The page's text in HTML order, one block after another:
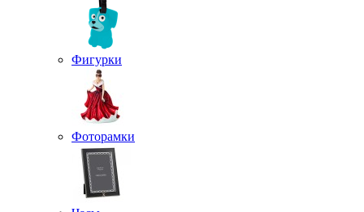
Фигурки
Фоторамки